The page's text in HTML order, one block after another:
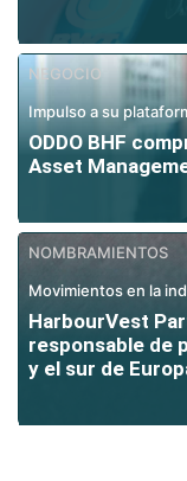
NEGOCIO
Impulso a su
ODDO BHF
Asset
NOMBRAMIENTOS
Movimientos en la
HarbourVest
responsable de
y el sur de